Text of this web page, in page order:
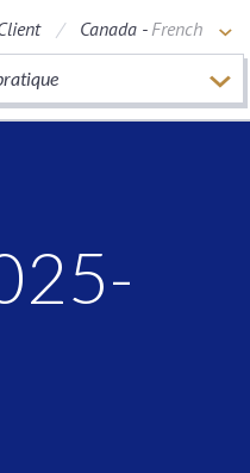
Canada -French